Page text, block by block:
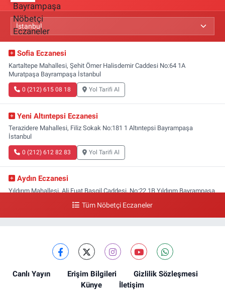
Sofia Eczanesi
Kartaltepe Mahallesi, Şehit Ömer Halisdemir Caddesi No:64 1A
Muratpaşa Bayrampaşa İstanbul
0 (212) 615 08 18 Yol Tarifi Al
Yeni Altıntepsi Eczanesi
Terazidere Mahallesi, Filiz Sokak No:181 1 Altıntepsi Bayrampaşa
İstanbul
0 (212) 612 82 83 Yol Tarifi Al
Aydın Eczanesi
Yıldırım Mahallesi, Ali Fuat Başgil Caddesi, No:22 1B Yıldırım Bayrampaşa
Tüm Nöbetçi Eczaneler
Canlı Yayın Erişim Bilgileri
Gizlilik Sözleşmesi
Künye
İletişim